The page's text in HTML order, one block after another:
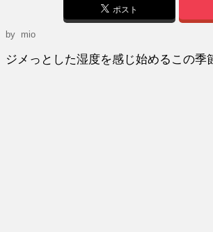
ポスト
by mio
ジメっとした湿度を感じ始めるこの季